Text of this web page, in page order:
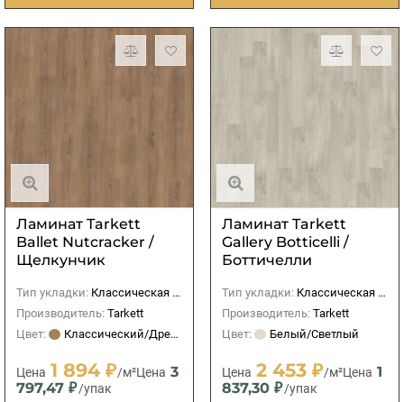
Ламинат Tarkett
Ballet Nutcracker /
Щелкунчик
Тип укладки: Классическая (прямая)
Производитель: Tarkett
Цвет:
Классический/Древесный
Цена 1 894 ₽/м²Цена 3
797,47 ₽/упак
Ламинат Tarkett
Gallery Botticelli /
Боттичелли
Тип укладки: Классическая (прямая)
Производитель: Tarkett
Цвет:
Белый/Светлый
Цена 2 453 ₽/м²Цена 1
837,30 ₽/упак